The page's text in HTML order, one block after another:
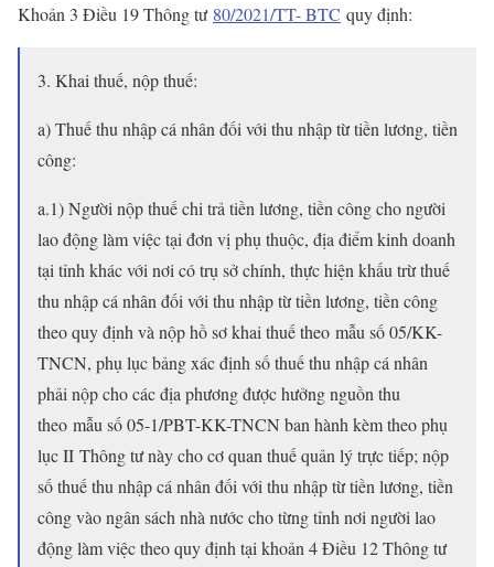
Khoản 3 Điều 19 Thông tư 80/2021/TT- BTC quy định:
3. Khai thuế, nộp thuế:
a) Thuế thu nhập cá nhân đối với thu nhập từ tiền lương, tiền
công:
a.1) Người nộp thuế chi trả tiền lương, tiền công cho người
lao động làm việc tại đơn vị phụ thuộc, địa điểm kinh doanh
tại tỉnh khác với nơi có trụ sở chính, thực hiện khấu trừ thuế
thu nhập cá nhân đối với thu nhập từ tiền lương, tiền công
theo quy định và nộp hồ sơ khai thuế theo mẫu số 05/KK-
TNCN, phụ lục bảng xác định số thuế thu nhập cá nhân
phải nộp cho các địa phương được hưởng nguồn thu
theo mẫu số 05-1/PBT-KK-TNCN ban hành kèm theo phụ
lục II Thông tư này cho cơ quan thuế quản lý trực tiếp; nộp
số thuế thu nhập cá nhân đối với thu nhập từ tiền lương, tiền
công vào ngân sách nhà nước cho từng tỉnh nơi người lao
động làm việc theo quy định tại khoản 4 Điều 12 Thông tư